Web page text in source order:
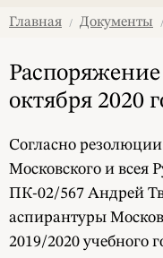
Главная / Документы /
октября 2020
Согласно
Московского и всея
ПК-02/567 Андрей
аспирантуры
2019/2020 учебного